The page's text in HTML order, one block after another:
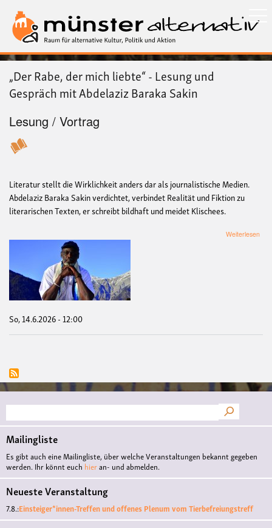
zum
Inhalt
„Der Rabe, der mich liebte“ - Lesung und
Gespräch mit Abdelaziz Baraka Sakin
Lesung / Vortrag
Literatur stellt die Wirklichkeit anders dar als journalistische Medien.
Abdelaziz Baraka Sakin verdichtet, verbindet Realität und Fiktion zu
literarischen Texten, er schreibt bildhaft und meidet Klischees.
Weiterlesen
mit
So, 14.6.2026 - 12:00
Suche
Mailingliste
Es gibt auch eine Mailingliste, über welche Veranstaltungen bekannt gegeben
werden. Ihr könnt euch hieran- und abmelden.
Neueste Veranstaltung
7.8.:Einsteiger*innen-Treffen und offenes Plenum vom Tierbefreiungstreff